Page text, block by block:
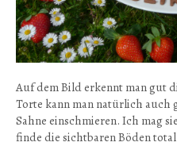
Auf dem Bild erkennt man gut
Torte kann man natürlich auch
Sahne einschmieren. Ich mag
finde die sichtbaren Böden